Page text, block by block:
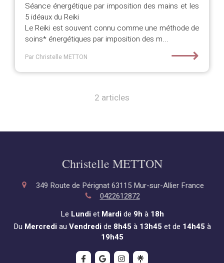
Séance énergétique par imposition des mains et les
5 idéaux du Reiki
Le Reiki est souvent connu comme une méthode de
soins* énergétiques par imposition des m...
Par Christelle METTON ⟶
2 articles
Christelle METTON
349 Route de Pérignat 63115 Mur-sur-Allier France
0422612872
Le Lundiet Mardide 9h à 18h
Du Mercrediau Vendredide 8h45 à 13h45 et de 14h45 à
19h45